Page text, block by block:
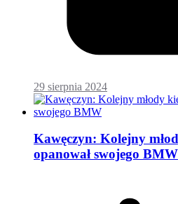
29 sierpnia 2024
Kawęczyn: Kolejny
opanował swojego BMW